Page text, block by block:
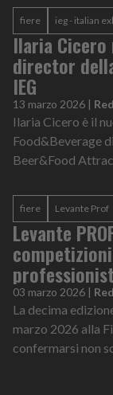
fiere ieg - italian
Ilaria
director
IEG
13 marzo 2026 |
Ilaria Cicero è il
Food&Beverage
Beer&Food
fiere Levante Prof
Levante
03 marzo 2026 |
La decima
marzo 2026 alla
confermarsi non